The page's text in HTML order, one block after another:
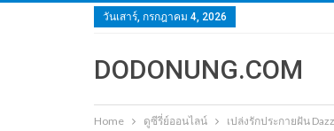
วันเสาร์, กรกฎาคม 4, 2026
DODONUNG.COM
Home ดูซีรี่ย์ออนไลน์ เปล่งรักประกายฝัน